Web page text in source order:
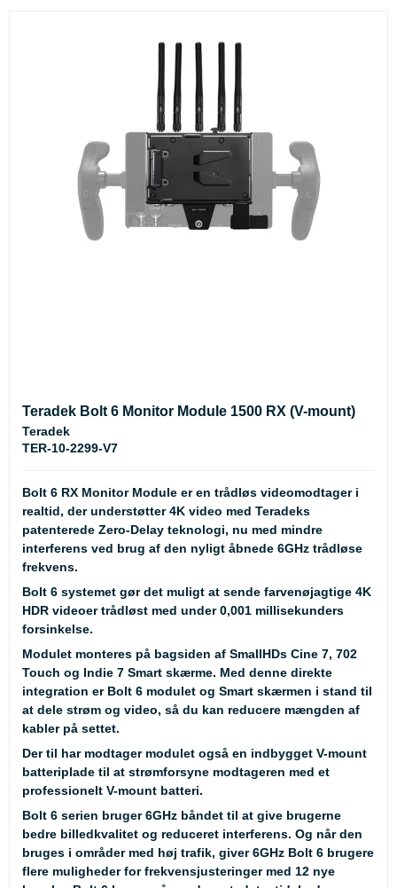
Teradek Bolt 6 Monitor Module 1500 RX (V-mount)
Teradek
TER-10-2299-V7
Bolt 6 RX Monitor Module er en trådløs videomodtager i
realtid, der understøtter 4K video med Teradeks
patenterede Zero-Delay teknologi, nu med mindre
interferens ved brug af den nyligt åbnede 6GHz trådløse
frekvens.
Bolt 6 systemet gør det muligt at sende farvenøjagtige 4K
HDR videoer trådløst med under 0,001 millisekunders
forsinkelse.
Modulet monteres på bagsiden af SmallHDs Cine 7, 702
Touch og Indie 7 Smart skærme. Med denne direkte
integration er Bolt 6 modulet og Smart skærmen i stand til
at dele strøm og video, så du kan reducere mængden af
kabler på settet.
Der til har modtager modulet også en indbygget V-mount
batteriplade til at strømforsyne modtageren med et
professionelt V-mount batteri.
Bolt 6 serien bruger 6GHz båndet til at give brugerne
bedre billedkvalitet og reduceret interferens. Og når den
bruges i områder med høj trafik, giver 6GHz Bolt 6 brugere
flere muligheder for frekvensjusteringer med 12 nye